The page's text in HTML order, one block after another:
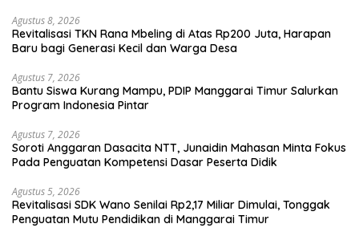
Agustus 8, 2026
Revitalisasi TKN Rana Mbeling di Atas Rp200 Juta, Harapan
Baru bagi Generasi Kecil dan Warga Desa
Agustus 7, 2026
Bantu Siswa Kurang Mampu, PDIP Manggarai Timur Salurkan
Program Indonesia Pintar
Agustus 7, 2026
Soroti Anggaran Dasacita NTT, Junaidin Mahasan Minta Fokus
Pada Penguatan Kompetensi Dasar Peserta Didik
Agustus 5, 2026
Revitalisasi SDK Wano Senilai Rp2,17 Miliar Dimulai, Tonggak
Penguatan Mutu Pendidikan di Manggarai Timur